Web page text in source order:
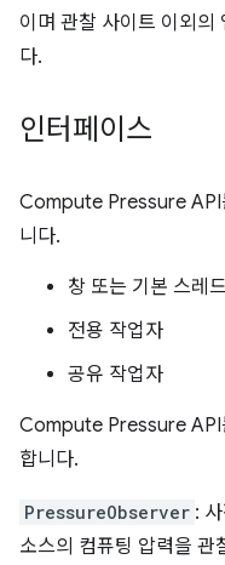
이며 관찰 사이트 이외의
다.
인터페이스
Compute Pressure API
니다.
창 또는 기본 스레드
전용 작업자
공유 작업자
Compute Pressure API
합니다.
PressureObserver :
소스의 컴퓨팅 압력을